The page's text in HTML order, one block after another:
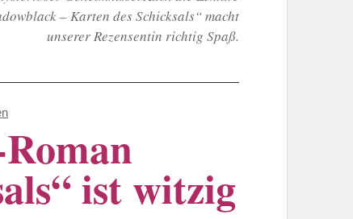
– Karten des Schicksals“ macht
unserer Rezensentin richtig Spaß.
ist witzig